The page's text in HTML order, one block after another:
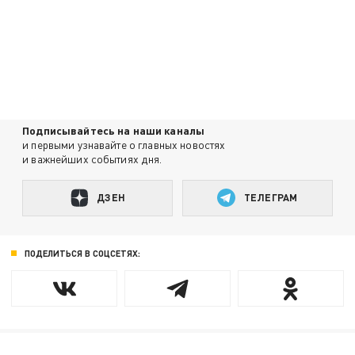
Подписывайтесь на наши каналы
и первыми узнавайте о главных новостях
и важнейших событиях дня.
ДЗЕН ТЕЛЕГРАМ
ПОДЕЛИТЬСЯ В СОЦСЕТЯХ: